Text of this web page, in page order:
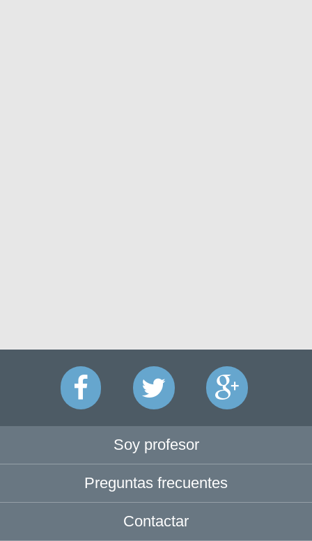
Soy profesor
Preguntas frecuentes
Contactar